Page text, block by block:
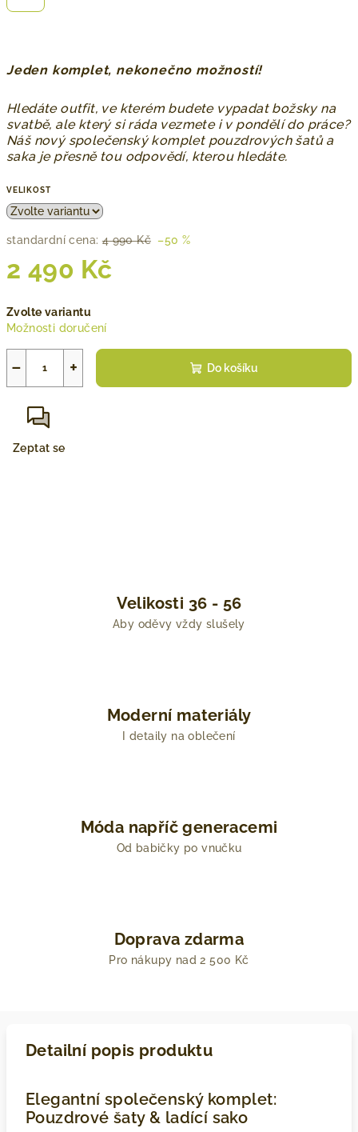
Jeden komplet, nekonečno možností!
Hledáte outfit, ve kterém budete vypadat božsky na
svatbě, ale který si ráda vezmete i v pondělí do práce?
Náš nový společenský komplet pouzdrových šatů a
saka je přesně tou odpovědí, kterou hledáte.
VELIKOST
standardní cena: 4 990 Kč –50 %
2 490 Kč
cena:
Zvolte variantu
Možnosti doručení
+
− Do košíku
Zeptat se
Velikosti 36 - 56
Aby oděvy vždy slušely
Moderní materiály
I detaily na oblečení
Móda napříč generacemi
Od babičky po vnučku
Doprava zdarma
Pro nákupy nad 2 500 Kč
Detailní popis produktu
Elegantní společenský komplet:
Pouzdrové šaty & ladící sako